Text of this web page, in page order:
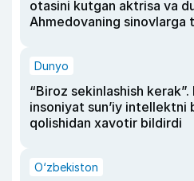
otasini kutgan aktrisa va
Ahmedovaning sinovlarga
Dunyo
“Biroz sekinlashish
insoniyat sun’iy intellektni
qolishidan xavotir bildirdi
O‘zbekiston